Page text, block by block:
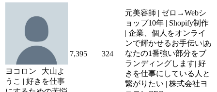
ヨコロン | 大山よ
うこ | 好きを仕事
7,395 324
元美容師 | ゼロ→Webシ
ョップ10年 | Shopify制作
| 企業、個人をオンライ
ンで輝かせるお手伝い|あ
なたの1番強い部分をブ
ランディングします| 好
きを仕事にしている人と
繋がりたい | 株式会社ヨ